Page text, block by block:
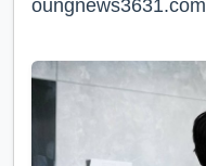
oungnews3631.com⁠